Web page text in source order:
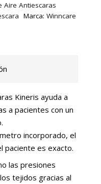
Aire Antiescaras
Marca: Winncare
Kineris ayuda a
a pacientes con un
incorporado, el
paciente es exacto.
las presiones
tejidos gracias al